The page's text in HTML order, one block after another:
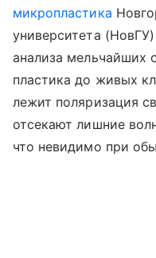
микропластика
университета (НовГУ)
анализа мельчайших
пластика до живых
лежит поляризация
отсекают лишние
что невидимо при